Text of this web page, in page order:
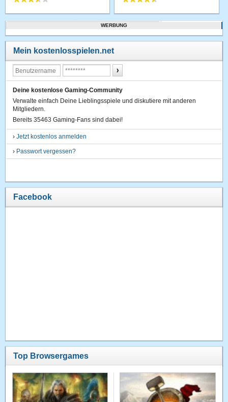
WERBUNG
Mein kostenlosspielen.net
Deine kostenlose Gaming-Community
Verwalte einfach Deine Lieblingsspiele und diskutiere mit anderen
Mitgliedern.
Bereits 35463 Gaming-Fans sind dabei!
›Jetzt kostenlos anmelden
› Passwort vergessen?
Facebook
Top Browsergames